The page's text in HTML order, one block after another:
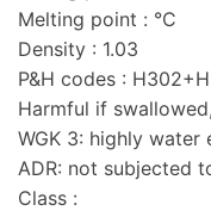
Melting point : °C
Density : 1.03
P&H codes :
Harmful if
WGK 3: highly water
ADR: not subjected
Class :